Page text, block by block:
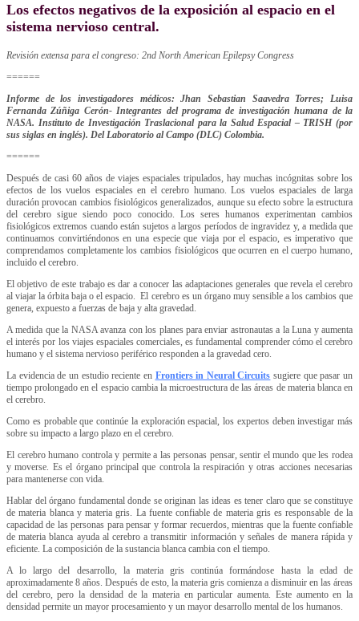
Los efectos negativos de la exposición al espacio en el
sistema nervioso central.
Revisión extensa para el congreso: 2nd North American Epilepsy Congress
======
Informe de los investigadores médicos: Jhan Sebastian Saavedra Torres; Luisa
Fernanda Zúñiga Cerón- Integrantes del programa de investigación humana de la
NASA. Instituto de Investigación Traslacional para la Salud Espacial – TRISH (por
sus siglas en inglés). Del Laboratorio al Campo (DLC) Colombia.
======
Después de casi 60 años de viajes espaciales tripulados, hay muchas incógnitas sobre los
efectos de los vuelos espaciales en el cerebro humano. Los vuelos espaciales de larga
duración provocan cambios fisiológicos generalizados, aunque su efecto sobre la estructura
del cerebro sigue siendo poco conocido. Los seres humanos experimentan cambios
fisiológicos extremos cuando están sujetos a largos períodos de ingravidez y, a medida que
continuamos convirtiéndonos en una especie que viaja por el espacio, es imperativo que
comprendamos completamente los cambios fisiológicos que ocurren en el cuerpo humano,
incluido el cerebro.
El objetivo de este trabajo es dar a conocer las adaptaciones generales que revela el cerebro
al viajar la órbita baja o el espacio. El cerebro es un órgano muy sensible a los cambios que
genera, expuesto a fuerzas de baja y alta gravedad.
A medida que la NASA avanza con los planes para enviar astronautas a la Luna y aumenta
el interés por los viajes espaciales comerciales, es fundamental comprender cómo el cerebro
humano y el sistema nervioso periférico responden a la gravedad cero.
La evidencia de un estudio reciente en Frontiers in Neural Circuits sugiere que pasar un
tiempo prolongado en el espacio cambia la microestructura de las áreas de materia blanca en
el cerebro.
Como es probable que continúe la exploración espacial, los expertos deben investigar más
sobre su impacto a largo plazo en el cerebro.
El cerebro humano controla y permite a las personas pensar, sentir el mundo que les rodea
y moverse. Es el órgano principal que controla la respiración y otras acciones necesarias
para mantenerse con vida.
Hablar del órgano fundamental donde se originan las ideas es tener claro que se constituye
de materia blanca y materia gris. La fuente confiable de materia gris es responsable de la
capacidad de las personas para pensar y formar recuerdos, mientras que la fuente confiable
de materia blanca ayuda al cerebro a transmitir información y señales de manera rápida y
eficiente. La composición de la sustancia blanca cambia con el tiempo.
A lo largo del desarrollo, la materia gris continúa formándose hasta la edad de
aproximadamente 8 años. Después de esto, la materia gris comienza a disminuir en las áreas
del cerebro, pero la densidad de la materia en particular aumenta. Este aumento en la
densidad permite un mayor procesamiento y un mayor desarrollo mental de los humanos.